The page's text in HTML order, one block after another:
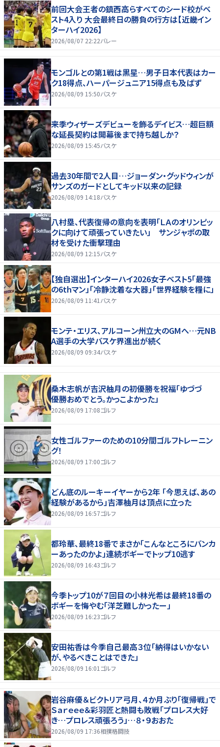
前回大会王者の鎮西高らすべてのシード校がベ
スト4入り 大会最終日の勝負の行方は【近畿イン
ターハイ2026】
2026/08/07 22:22バレー
モンゴルとの第1戦は黒星…男子日本代表はカー
ク18得点、ハーパージュニア15得点も及ばず
2026/08/09 15:50バスケ
来季ウィザーズデビューを飾るデイビス…超巨額
な延長契約は開幕後まで持ち越しか？
2026/08/09 15:45バスケ
過去30年間で2人目…ジョーダン・グッドウィンが
サンズのガードとしてキッド以来の記録
2026/08/09 14:18バスケ
八村塁、代表復帰の意向を表明「ＬＡのオリンピッ
クに向けて頑張っていきたい」 サンジャポの取
材を受けた衝撃理由
2026/08/09 12:15バスケ
【独自選出】インターハイ2026女子ベスト5「最強
の6thマン」「冷静沈着な大器」「世界経験を糧に」
2026/08/09 11:41 バスケ
モンテ・エリス、アルコーン州立大のGMへ…元NB
A選手の大学バスケ界進出が続く
2026/08/09 09:34バスケ
桑木志帆が吉沢柚月の初優勝を祝福「ゆづづ
優勝おめでとう。かっこよかった」
2026/08/09 17:08ゴルフ
女性ゴルファーのための10分間ゴルフトレーニン
グ！
2026/08/09 17:00ゴルフ
どん底のルーキーイヤーから2年 「今思えば、あの
経験があるから」吉澤柚月は頂点に立った
2026/08/09 16:57ゴルフ
都玲華、最終18番でまさか「こんなところにバンカ
ーあったのかよ」連続ボギーでトップ10逃す
2026/08/09 16:43ゴルフ
今季トップ10が７回目の小林光希は最終18番の
ボギーを悔やむ「洋芝難しかったー」
2026/08/09 16:23ゴルフ
安田祐香は今季自己最高３位「納得はいかない
が、やるべきことはできた」
2026/08/09 16:01 ゴルフ
岩谷麻優＆ビクトリア弓月、４か月ぶり「復帰戦」で
Ｓａｒｅｅｅ＆彩羽匠と熱闘も敗戦「プロレス大好
き…プロレス頑張ろう」…８・９おおた
2026/08/09 17:36相撲格闘技